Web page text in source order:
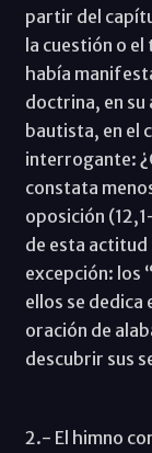
partir del
la cuestión o el
había
doctrina, en su
bautista, en el
interrogante:
constata
oposición
de esta actitud
excepción: los
ellos se dedica
oración de
descubrir sus
2.- El himno